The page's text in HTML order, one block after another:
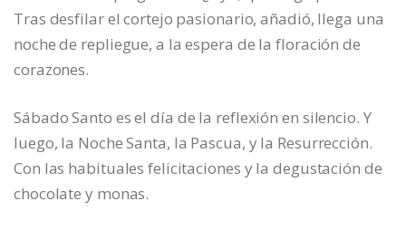
Tras desfilar el cortejo pasionario, añadió, llega una
noche de repliegue, a la espera de la floración de
corazones.
Sábado Santo es el día de la reflexión en silencio. Y
luego, la Noche Santa, la Pascua, y la Resurrección.
Con las habituales felicitaciones y la degustación de
chocolate y monas.